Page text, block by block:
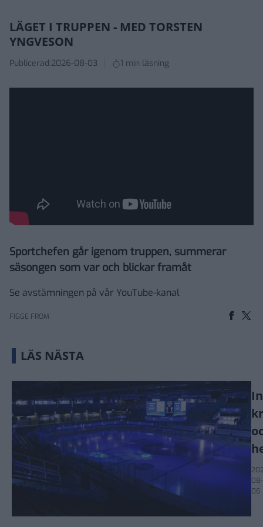
LÄGET I TRUPPEN - MED TORSTEN
YNGVESON
Publicerad:2026-08-03 1 min läsning
Sportchefen går igenom truppen, summerar
säsongen som var och blickar framåt
Se avstämningen på vår YouTube-kanal
FIGGE FROM
LÄS NÄSTA
08-
06